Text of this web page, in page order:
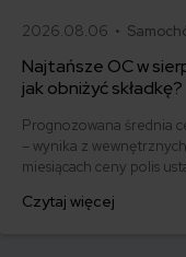
2026.08.06 •
Najtańsze OC w
jak obniżyć składkę?
Prognozowana średnia
– wynika z
miesiącach ceny polis
500 zł, inni – powyżej
Czytaj więcej